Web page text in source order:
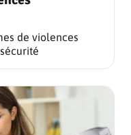
de violences